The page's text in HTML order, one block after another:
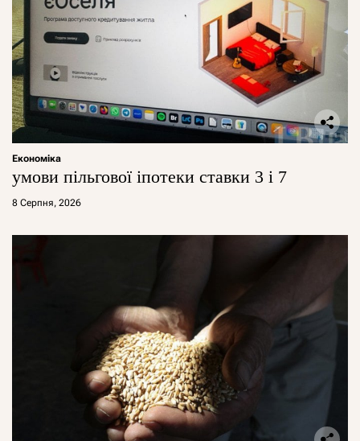
Економіка
умови пільгової іпотеки ставки 3 і 7
8 Серпня, 2026